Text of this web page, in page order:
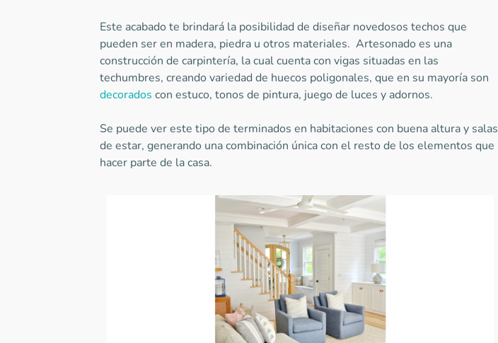
Este acabado te brindará la posibilidad de diseñar novedosos techos que
pueden ser en madera, piedra u otros materiales. Artesonado es una
construcción de carpintería, la cual cuenta con vigas situadas en las
techumbres, creando variedad de huecos poligonales, que en su mayoría son
decorados con estuco, tonos de pintura, juego de luces y adornos.
Se puede ver este tipo de terminados en habitaciones con buena altura y salas
de estar, generando una combinación única con el resto de los elementos que
hacer parte de la casa.